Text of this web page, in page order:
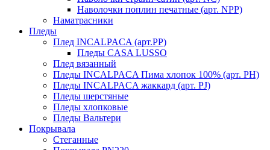
Наволочки поплин печатные (арт. NPP)
Наматрасники
Пледы
Плед INCALPACA (арт.PP)
Пледы CASA LUSSO
Плед вязанный
Пледы INCALPACA Пима хлопок 100% (арт. PH)
Пледы INCALPACA жаккард (арт. PJ)
Пледы шерстяные
Пледы хлопковые
Пледы Вальтери
Покрывала
Стеганные